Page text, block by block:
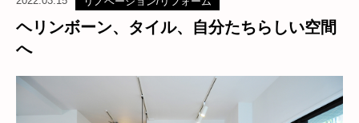
ヘリンボーン、タイル、自分たちらしい空間
へ